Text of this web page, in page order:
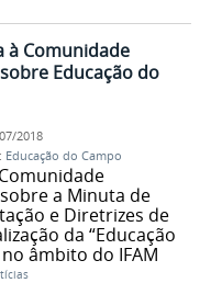
à Comunidade
Educação do
2018
Educação do Campo
a Minuta de
e Diretrizes de
da “Educação
âmbito do IFAM